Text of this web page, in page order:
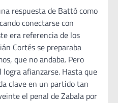
respuesta de Battó como
conectarse con
era referencia de los
Cortés se preparaba
que no andaba. Pero
afianzarse. Hasta que
clave en un partido tan
el penal de Zabala por